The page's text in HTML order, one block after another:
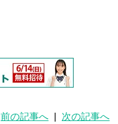
前の記事へ 次の記事へ